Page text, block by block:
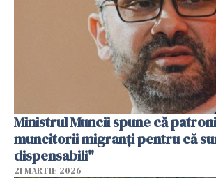
Ministrul Muncii spune că
muncitorii migranți pentru că
dispensabili"
21 MARTIE 2026